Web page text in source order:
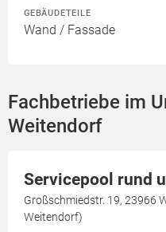
GEBÄUDETEILE
Wand / Fassade
Fachbetriebe im
Weitendorf
Servicepool rund
Großschmiedstr. 19, 23966
Weitendorf)